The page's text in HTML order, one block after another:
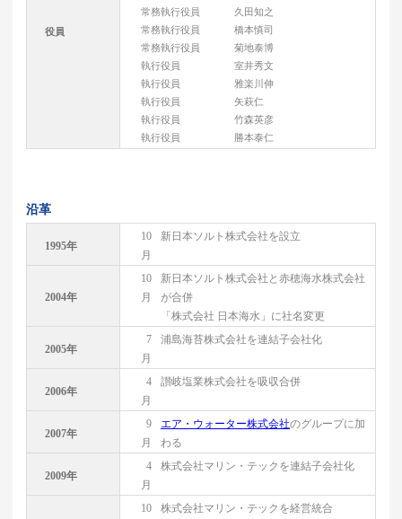
役員
常務執行役員
久田知之
常務執行役員
橋本慎司
常務執行役員
菊地泰博
執行役員
室井秀文
執行役員
雅楽川伸
執行役員
矢萩仁
執行役員
竹森英彦
執行役員
勝本泰仁
沿革
1995年
10
月
新日本ソルト株式会社を設立
2004年
10
月
新日本ソルト株式会社と赤穂海水株式会社
が合併
「株式会社 日本海水」に社名変更
2005年
7
月
浦島海苔株式会社を連結子会社化
2006年
4
月
讃岐塩業株式会社を吸収合併
2007年
9
月
エア・ウォーター株式会社のグループに加
わる
2009年
4
月
株式会社マリン・テックを連結子会社化
10
株式会社マリン・テックを経営統合